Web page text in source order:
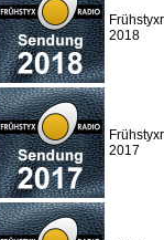
2018
2017